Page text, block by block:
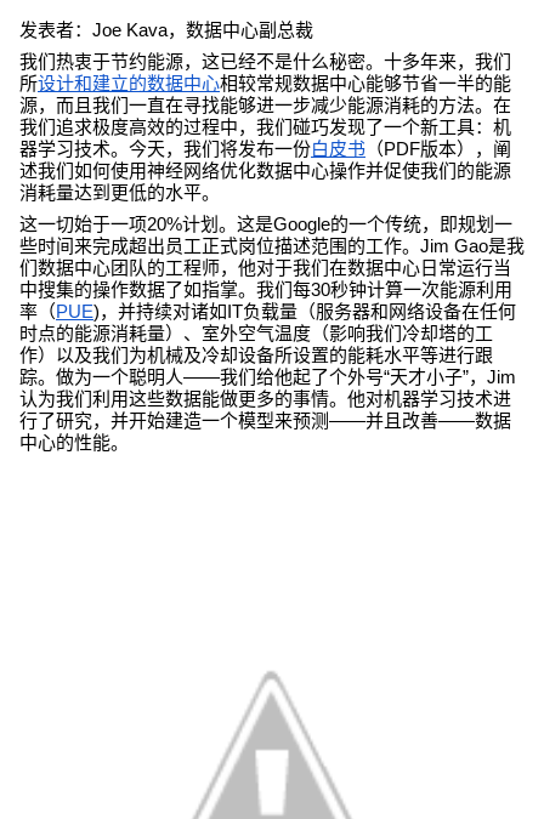
发表者：Joe Kava，数据中心副总裁
我们热衷于节约能源，这已经不是什么秘密。十多年来，我们
所设计和建立的数据中心相较常规数据中心能够节省一半的能
源，而且我们一直在寻找能够进一步减少能源消耗的方法。在
我们追求极度高效的过程中，我们碰巧发现了一个新工具：机
器学习技术。今天，我们将发布一份白皮书 （PDF版本），阐
述我们如何使用神经网络优化数据中心操作并促使我们的能源
消耗量达到更低的水平。
这一切始于一项20%计划。这是Google的一个传统，即规划一
些时间来完成超出员工正式岗位描述范围的工作。Jim Gao是我
们数据中心团队的工程师，他对于我们在数据中心日常运行当
中搜集的操作数据了如指掌。我们每30秒钟计算一次能源利用
率（PUE)，并持续对诸如IT负载量（服务器和网络设备在任何
时点的能源消耗量）、室外空气温度（影响我们冷却塔的工
作）以及我们为机械及冷却设备所设置的能耗水平等进行跟
踪。做为一个聪明人——我们给他起了个外号“天才小子”，Jim
认为我们利用这些数据能做更多的事情。他对机器学习技术进
行了研究，并开始建造一个模型来预测——并且改善——数据
中心的性能。